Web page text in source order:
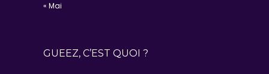
« Mai
GUEEZ, C’EST QUOI ?